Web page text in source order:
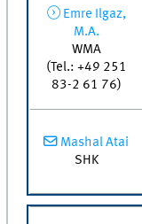
Emre Ilgaz,
M.A.
WMA
(Tel.: +49 251
83-2 61 76)
Mashal Atai
SHK